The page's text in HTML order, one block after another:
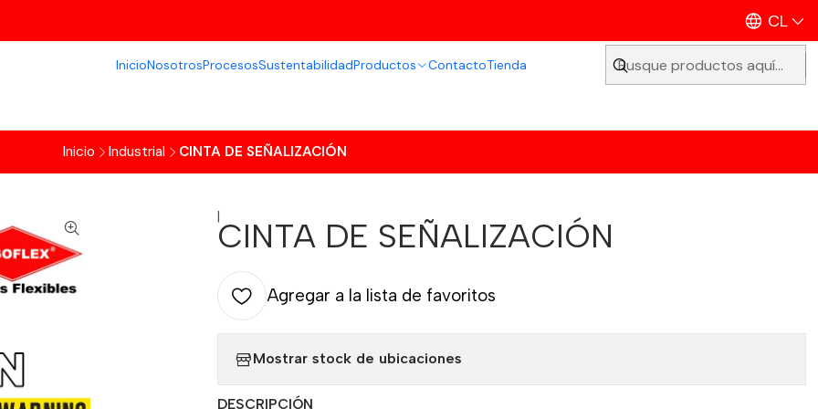
InicioNosotrosProcesosSustentabilidadProductos ContactoTienda
CL
Inicio Industrial CINTA DE SEÑALIZACIÓN
|CINTA DE SEÑALIZACIÓN
Agregar a la lista de favoritos
Mostrar stock de ubicaciones
DESCRIPCIÓN